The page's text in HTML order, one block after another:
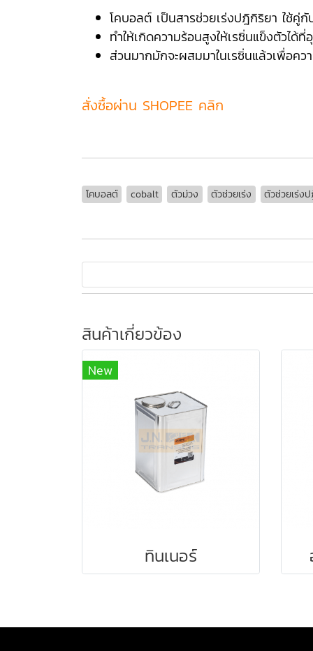
โคบอลต์ เป็นสารช่วยเร่งปฎิกิริยา ใช้คู่กั
ทำให้เกิดความร้อนสูงให้เรซิ่นแข็งตัวไ
ส่วนมากมักจะผสมมาในเรซิ่นแล้วเพื่อคว
สั่งซื้อผ่าน SHOPEE คลิก
โคบอลต์ cobalt ตัวม่วง ตัวช่วยเร่ง ตัวช่วยเร่ง
สินค้าเกี่ยวข้อง
New
ทินเนอร์